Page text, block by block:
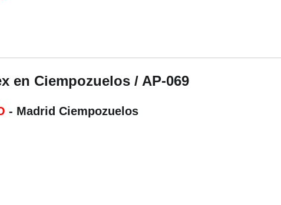
en Ciempozuelos / AP-069
- Madrid Ciempozuelos